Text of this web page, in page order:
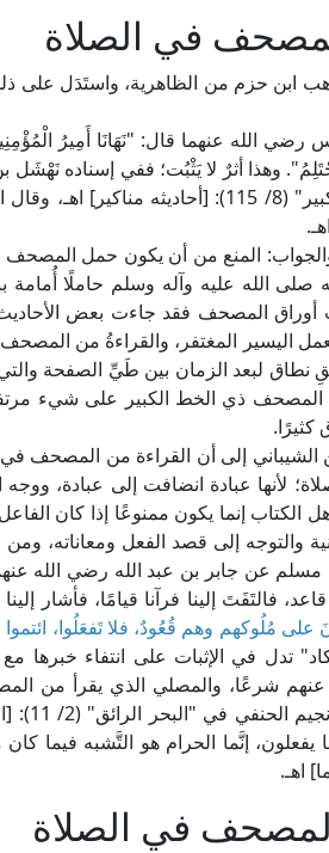
في الصلاة
ابن حزم من الظاهرية، واستَدَل على
كتاب "المصاحف" (655) عن ابن عباس رضي الله عنهما قال: "نَهَانَا أَمِيرُ
وهذا أثرٌ لا يَثْبُت؛ ففي إسناده نَهْشَل
النيسابوري، وهو كذَّابٌ متروك، قال عنه البخاري في "التاريخ الكبير" (8/ 115): [أحاديثه
المنع من أن يكون حمل المصحف
صلى الله عليه وآله وسلم حاملًا أُمامة
أوراق المصحف فقد جاءت بعض الأحاديث
اليسير المغتفر، والقراءةُ من المصحف
لبعد الزمان بين طَيِّ الصفحة والتي
المصحف ذي الخط الكبير على شيء
كثيرًا.
إلى أن القراءة من المصحف في
لأنها عبادة انضافت إلى عبادة، ووجه
إنما يكون ممنوعًا إذا كان
والتوجه إلى قصد الفعل ومعاناته،
مسلم عن جابر بن عبد الله رضي الله
إلينا فرآنا قيامًا، فأشار إلينا
مُلُوكهم وهم قُعُودٌ، فلا تَفعَلُوا، ائتموا
تدل في الإثبات على انتفاء خبرها مع
شرعًا، والمصلي الذي يقرأ من
يخطر بباله التَّشَبُّه بهم فضلًا عن
إنَّما الحرام هو التَّشبه فيما كان
اهـ.
في الصلاة